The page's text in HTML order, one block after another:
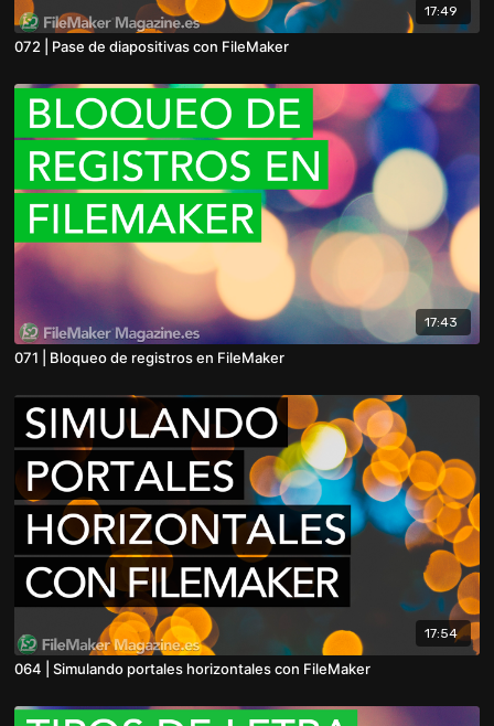
17:49
072 | Pase de diapositivas con FileMaker
17:43
071 | Bloqueo de registros en FileMaker
17:54
064 | Simulando portales horizontales con FileMaker